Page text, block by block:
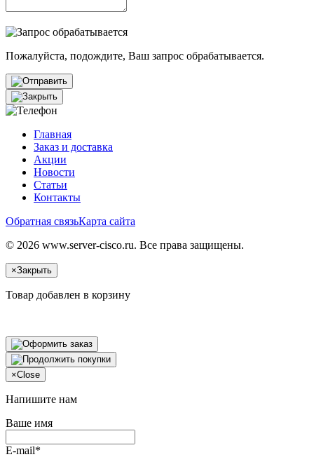
Пожалуйста, подождите, Ваш запрос обрабатывается.
Главная
Заказ и доставка
Акции
Новости
Статьи
Контакты
Обратная связьКарта сайта
© 2026 www.server-cisco.ru. Все права защищены.
×Закрыть
Товар добавлен в корзину
×Close
Напишите нам
Ваше имя
E-mail*